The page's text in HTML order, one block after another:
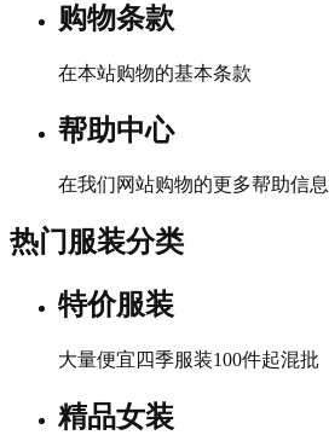
购物条款
在本站购物的基本条款
帮助中心
在我们网站购物的更多帮助信息
热门服装分类
特价服装
大量便宜四季服装100件起混批
精品女装